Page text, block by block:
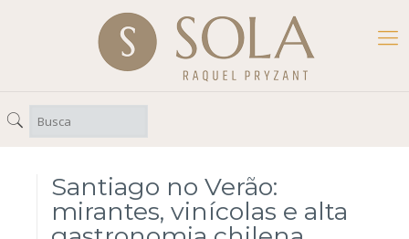
Santiago no Verão:
mirantes, vinícolas e alta